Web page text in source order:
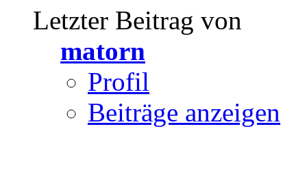
Letzter Beitrag von
matorn
Profil
Beiträge anzeigen